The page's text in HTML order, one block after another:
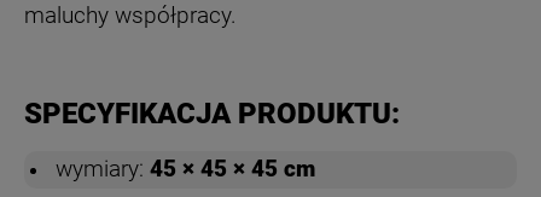
maluchy współpracy.
SPECYFIKACJA PRODUKTU:
wymiary: 45 × 45 × 45 cm